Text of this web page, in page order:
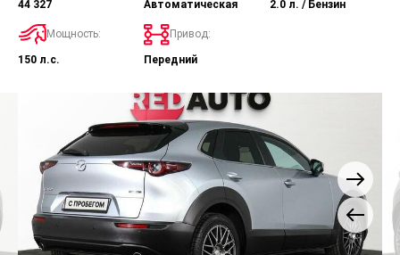
44 327 Автоматическая 2.0 л. / Бензин
Мощность:
150 л.с.
Привод:
Передний